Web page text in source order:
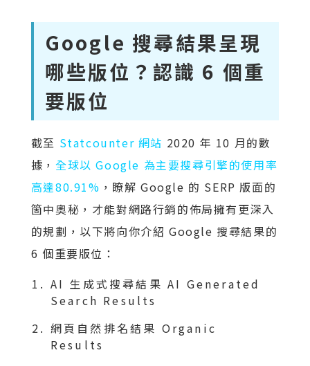
Google 搜尋結果呈現
哪些版位？認識 6 個重
要版位
截至 Statcounter 網站 2020 年 10 月的數
據， 全球以 Google 為主要搜尋引擎的使用率
高達80.91% ，瞭解 Google 的 SERP 版面的
箇中奧秘，才能對網路行銷的佈局擁有更深入
的規劃，以下將向你介紹 Google 搜尋結果的
6 個重要版位：
AI 生成式搜尋結果 AI Generated
Search Results
網頁自然排名結果 Organic
Results